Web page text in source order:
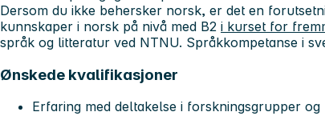
Dersom du ikke behersker norsk, er det en
kunnskaper i norsk på nivå med B2 i kurset for
språk og litteratur ved NTNU. Språkkompetanse i
Ønskede kvalifikasjoner
Erfaring med deltakelse i forskningsgrupper